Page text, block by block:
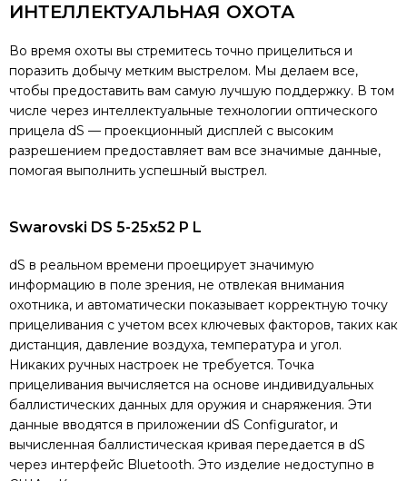
ИНТЕЛЛЕКТУАЛЬНАЯ ОХОТА
Во время охоты вы стремитесь точно прицелиться и
поразить добычу метким выстрелом. Мы делаем все,
чтобы предоставить вам самую лучшую поддержку. В том
числе через интеллектуальные технологии оптического
прицела dS — проекционный дисплей с высоким
разрешением предоставляет вам все значимые данные,
помогая выполнить успешный выстрел.
Swarovski DS 5-25x52 P L
dS в реальном времени проецирует значимую
информацию в поле зрения, не отвлекая внимания
охотника, и автоматически показывает корректную точку
прицеливания с учетом всех ключевых факторов, таких как
дистанция, давление воздуха, температура и угол.
Никаких ручных настроек не требуется. Точка
прицеливания вычисляется на основе индивидуальных
баллистических данных для оружия и снаряжения. Эти
данные вводятся в приложении dS Configurator, и
вычисленная баллистическая кривая передается в dS
через интерфейс Bluetooth. Это изделие недоступно в